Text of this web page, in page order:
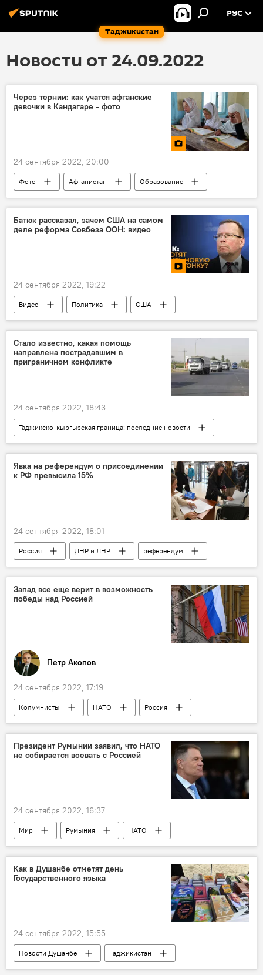
Таджикистан
РУС
Новости от 24.09.2022
Через тернии: как учатся афганские
девочки в Кандагаре - фото
24 сентября 2022, 20:00
Фото Афганистан Образование
Батюк рассказал, зачем США на самом
деле реформа Совбеза ООН: видео
24 сентября 2022, 19:22
Видео Политика
США
Россия
Стало известно, какая помощь
направлена пострадавшим в
приграничном конфликте
24 сентября 2022, 18:43
Таджикско-кыргызская граница: последние новости
Таджикистан
Кыргызстан
граница
Новости Худжанда и Согдийской области
Явка на референдум о присоединении
к РФ превысила 15%
24 сентября 2022, 18:01
Россия ДНР и ЛНР
референдум
Украина
Общество
Запад все еще верит в возможность
победы над Россией
Петр Акопов
24 сентября 2022, 17:19
Колумнисты НАТО
Россия
Мир
Политика Аналитика
Президент Румынии заявил, что НАТО
не собирается воевать с Россией
24 сентября 2022, 16:37
Мир Румыния
НАТО
Россия
Политика
Как в Душанбе отметят день
Государственного языка
24 сентября 2022, 15:55
Новости Душанбе
Таджикистан
язык
праздник